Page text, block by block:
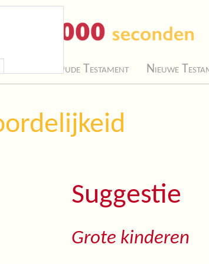
Oude Testament Nieuwe
Suggestie
Grote kinderen